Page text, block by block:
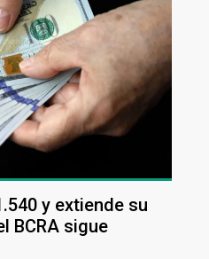
y extiende su
BCRA sigue